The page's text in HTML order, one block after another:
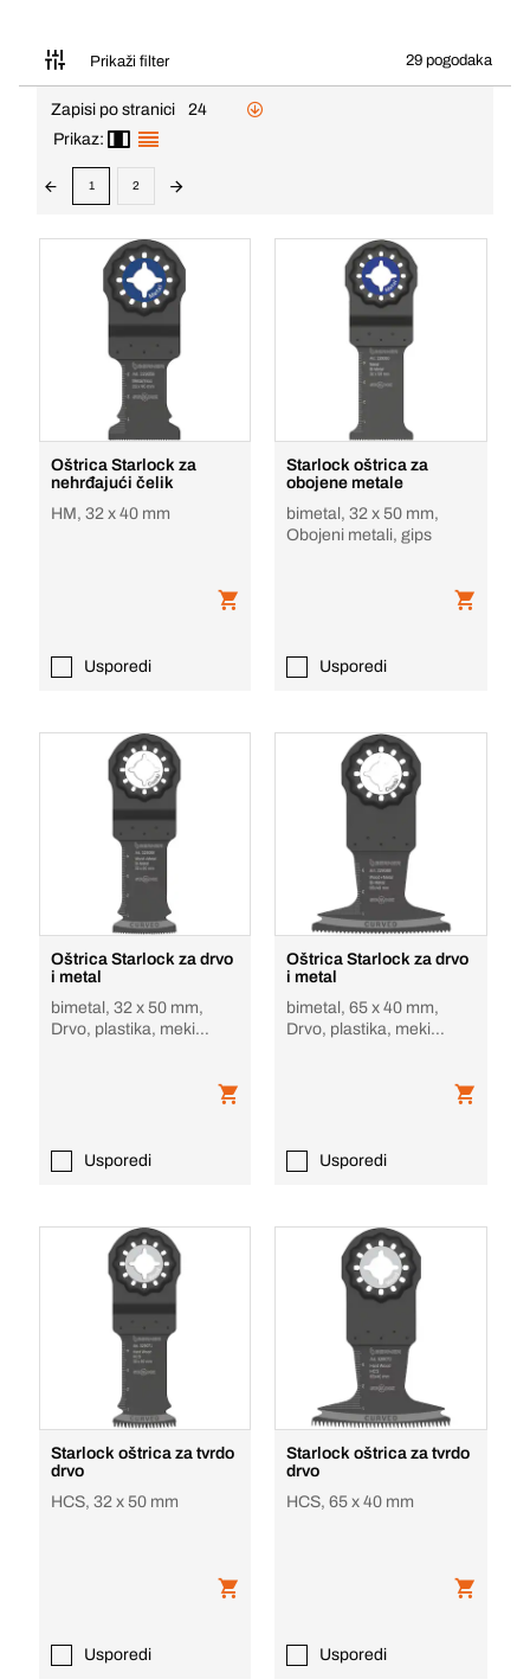
Prikaži filter 29 pogodaka
Zapisi po stranici
24
Prikaz:
1 2
Oštrica Starlock za
nehrđajući čelik
HM, 32 x 40 mm
Usporedi
Starlock oštrica za
obojene metale
bimetal, 32 x 50 mm,
Obojeni metali, gips
Usporedi
Oštrica Starlock za drvo
i metal
bimetal, 32 x 50 mm,
Drvo, plastika, meki
Usporedi
Oštrica Starlock za drvo
i metal
bimetal, 65 x 40 mm,
Drvo, plastika, meki
Usporedi
Starlock oštrica za tvrdo
drvo
HCS, 32 x 50 mm
Usporedi
Starlock oštrica za tvrdo
drvo
HCS, 65 x 40 mm
Usporedi